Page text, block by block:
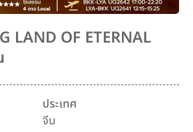
LAND OF ETERNAL
ประเทศ
จีน